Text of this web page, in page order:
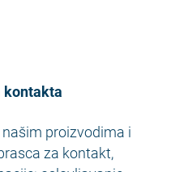
kontakta
proizvodima i
za kontakt,